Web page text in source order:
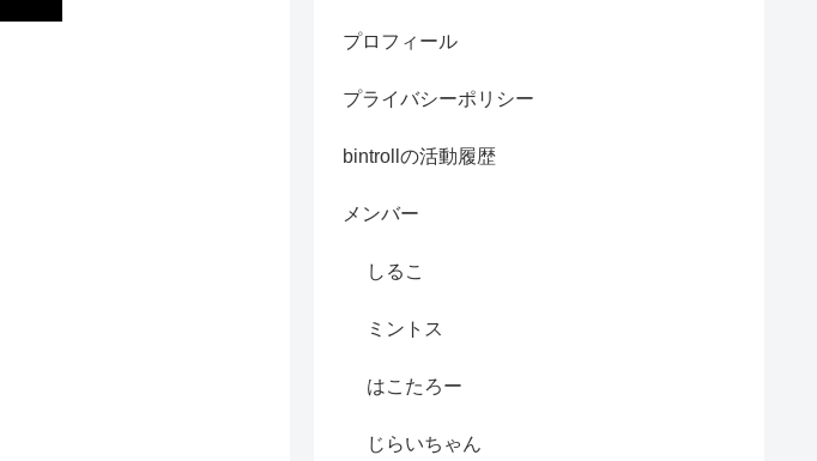
プロフィール
プライバシーポリシー
bintrollの活動履歴
メンバー
しるこ
ミントス
はこたろー
じらいちゃん